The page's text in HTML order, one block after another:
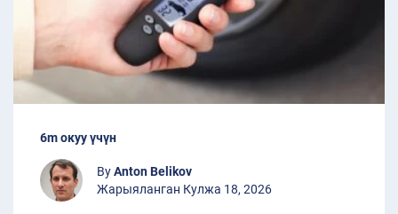
6m окуу үчүн
ByAnton Belikov
Жарыяланган Кулжа 18, 2026